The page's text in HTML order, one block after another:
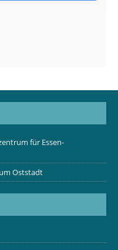
für Essen-
Oststadt